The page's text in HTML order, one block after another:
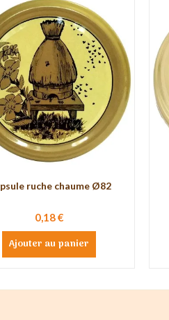
ruche chaume Ø82
0,18 €
Ajouter au panier